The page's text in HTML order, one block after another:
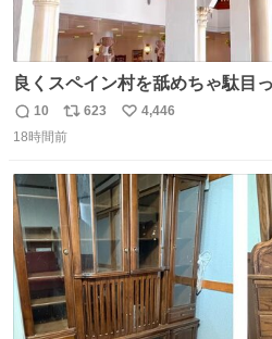
良くスペイン村を舐めちゃ駄目
ちゃ行けないのはスペィン村ホ
中庭抜けるだけでこの有様🤩 デ
ニャは益々素晴らしい場所になっ
返
信
10
リ
ポ
ト
数
623
い
数
4,446
18時間前